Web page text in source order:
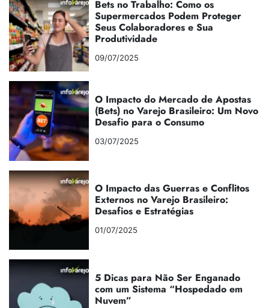
Bets no Trabalho: Como os
Supermercados Podem Proteger
Seus Colaboradores e Sua
Produtividade
09/07/2025
O Impacto do Mercado de Apostas
(Bets) no Varejo Brasileiro: Um Novo
Desafio para o Consumo
03/07/2025
O Impacto das Guerras e Conflitos
Externos no Varejo Brasileiro:
Desafios e Estratégias
01/07/2025
5 Dicas para Não Ser Enganado
com um Sistema “Hospedado em
Nuvem”